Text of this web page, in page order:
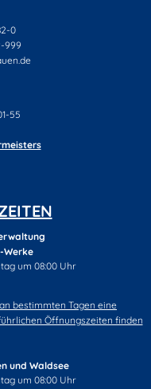
0
999
55
Werke
Schließzeiten auszublenden
um 08:00 Uhr
bestimmten Tagen eine
Öffnungszeiten finden
und Waldsee
Schließzeiten auszublenden
um 08:00 Uhr